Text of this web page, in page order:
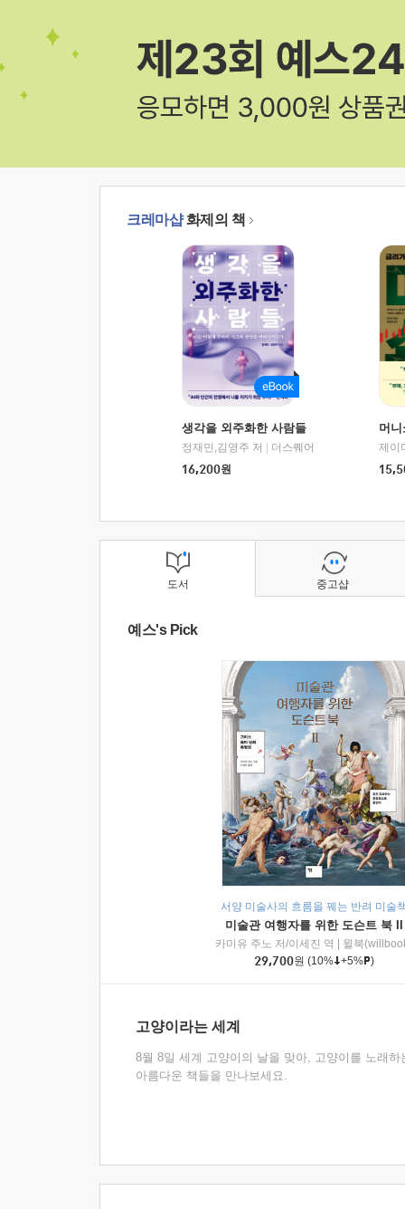
크레마샵화제의 책
생각을 외주화한 사람들
정재민,김영주 저
더스퀘어
16,200원
머
도서
예스's Pick
서양 미술사의 흐름을 꿰는 반려 미술
미술관 여행자를 위한 도슨트 북 II
카미유 주노 저/이세진 역
윌북
29,700원 (10% +5% )
고양이라는 세계
8월 8일 세계 고양이의 날을 맞아, 고양이를 노래하
아름다운 책들을 만나보세요.
중고샵